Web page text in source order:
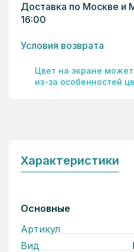
Доставка по Москве и
16:00
Условия возврата
Цвет на экране
из-за особенностей
Характеристики
Основные
Артикул
Вид